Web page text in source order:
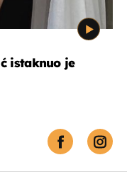
istaknuo je